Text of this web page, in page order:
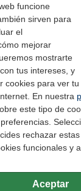
funcione
sirven para
el
mejorar
mostrarte
tus intereses, y
cookies para ver
En nuestra
este tipo de
rechazar
funcionales y
Aceptar
Productos